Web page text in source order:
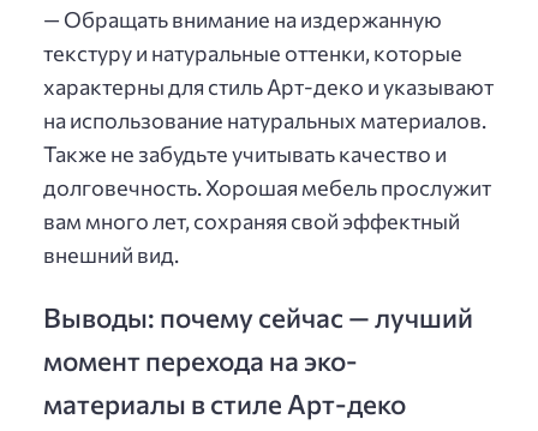
— Обращать внимание на издержанную
текстуру и натуральные оттенки, которые
характерны для стиль Арт-деко и указывают
на использование натуральных материалов.
Также не забудьте учитывать качество и
долговечность. Хорошая мебель прослужит
вам много лет, сохраняя свой эффектный
внешний вид.
Выводы: почему сейчас — лучший
момент перехода на эко-
материалы в стиле Арт-деко